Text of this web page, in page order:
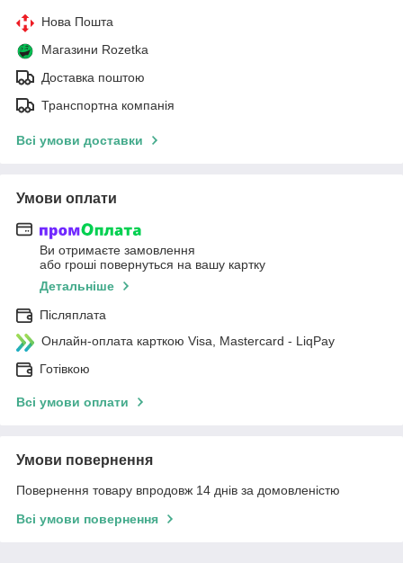
Нова Пошта
Магазини Rozetka
Доставка поштою
Транспортна компанія
Всі умови доставки
Умови оплати
Ви отримаєте замовлення
або гроші повернуться на вашу картку
Детальніше
Післяплата
Онлайн-оплата карткою Visa, Mastercard - LiqPay
Готівкою
Всі умови оплати
Умови повернення
Повернення товару впродовж 14 днів за домовленістю
Всі умови повернення